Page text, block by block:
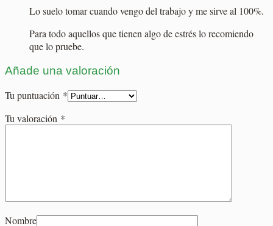
Lo suelo tomar cuando vengo del trabajo y me sirve al 100%.
Para todo aquellos que tienen algo de estrés lo recomiendo
que lo pruebe.
Añade una valoración
Tu puntuación *
Tu valoración *
Nombre